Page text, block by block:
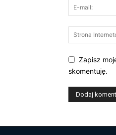
Zapisz
skomentuję.